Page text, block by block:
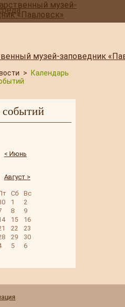
>
Календарь
< Июнь
Август >
Сб
Вс
1
2
8
9
15
16
22
23
29
30
5 6